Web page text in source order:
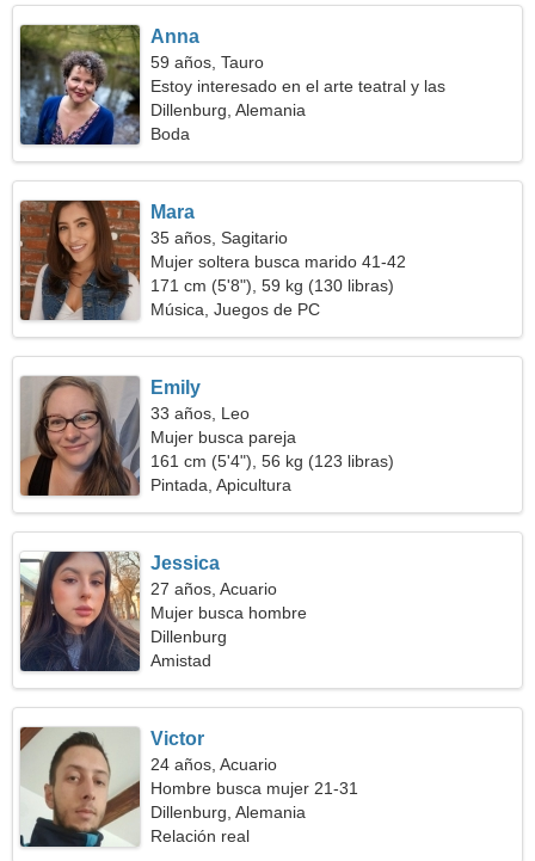
Anna
59 años, Tauro
Estoy interesado en el arte teatral y las
mascotas
Dillenburg, Alemania
Boda
Mara
35 años, Sagitario
Mujer soltera busca marido 41-42
171 cm (5'8"), 59 kg (130 libras)
Música, Juegos de PC
Emily
33 años, Leo
Mujer busca pareja
161 cm (5'4"), 56 kg (123 libras)
Pintada, Apicultura
Jessica
27 años, Acuario
Mujer busca hombre
Dillenburg
Amistad
Victor
24 años, Acuario
Hombre busca mujer 21-31
Dillenburg, Alemania
Relación real